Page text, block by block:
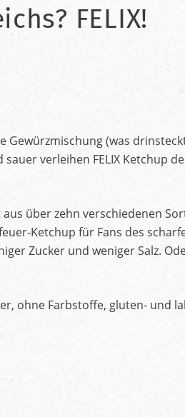
FELIX!
Gewürzmischung (was
verleihen FELIX Ketchup
über zehn verschiedenen
Ketchup für Fans des
Zucker und weniger Salz.
ohne Farbstoffe, gluten- und